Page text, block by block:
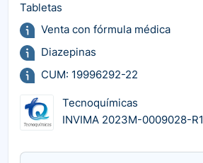
Tabletas
Venta con fórmula médica
Diazepinas
CUM: 19996292-22
Tecnoquímicas
INVIMA 2023M-0009028-R1